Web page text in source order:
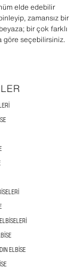
elde edebilir
zamansız bir
bir çok farklı
göre seçebilirsiniz.
ELBISE